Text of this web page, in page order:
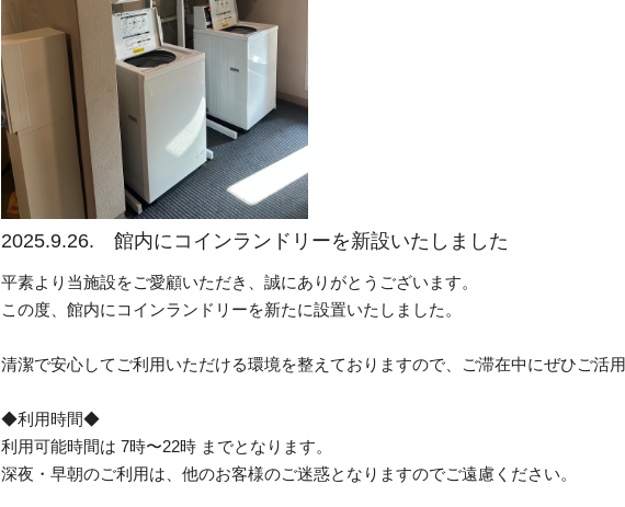
2025.9.26. 館内にコインランドリーを新設いたしました
平素より当施設をご愛顧いただき、誠にありがとうございます。
この度、館内にコインランドリーを新たに設置いたしました。
清潔で安心してご利用いただける環境を整えておりますので、ご滞在中にぜひご活用
◆利用時間◆
利用可能時間は 7時〜22時 までとなります。
深夜・早朝のご利用は、他のお客様のご迷惑となりますのでご遠慮ください。